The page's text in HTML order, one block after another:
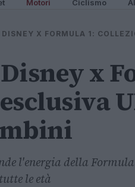
Motori Ciclismo
X FORMULA 1:
x
l'energia della
le età